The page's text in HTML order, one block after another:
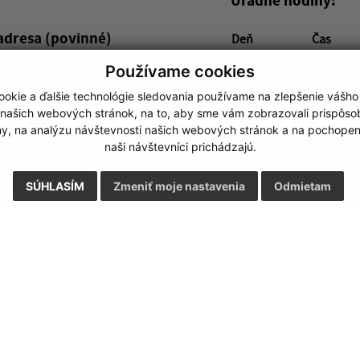
Používame cookies
a ďalšie technológie sledovania používame na zlepšenie
webových stránok, na to, aby sme vám zobrazovali
na analýzu návštevnosti našich webových stránok a na
naši návštevníci prichádzajú.
SÚHLASÍM Odmietam
Zmeniť moje nastavenia
(povinné) Deň
Čas
Utorok:
Streda:
07:00 -
Štvrtok:
07:00 -
Piatok: